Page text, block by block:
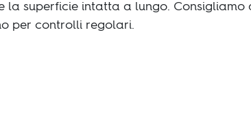
la superficie intatta a lungo.
per controlli regolari.